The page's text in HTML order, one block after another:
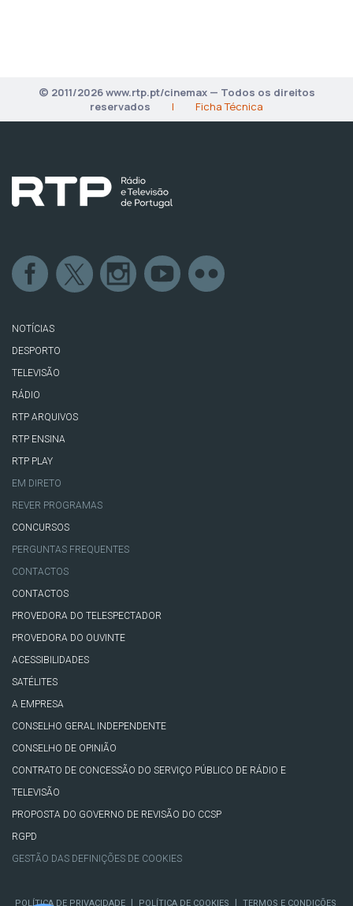
© 2011/2026 www.rtp.pt/cinemax — Todos os direitos
reservados
| Ficha Técnica
NOTÍCIAS
DESPORTO
TELEVISÃO
RÁDIO
RTP ARQUIVOS
RTP ENSINA
RTP PLAY
EM DIRETO
REVER PROGRAMAS
CONCURSOS
PERGUNTAS FREQUENTES
CONTACTOS
CONTACTOS
PROVEDORA DO TELESPECTADOR
PROVEDORA DO OUVINTE
ACESSIBILIDADES
SATÉLITES
A EMPRESA
CONSELHO GERAL INDEPENDENTE
CONSELHO DE OPINIÃO
CONTRATO DE CONCESSÃO DO SERVIÇO PÚBLICO DE RÁDIO E
TELEVISÃO
PROPOSTA DO GOVERNO DE REVISÃO DO CCSP
RGPD
GESTÃO DAS DEFINIÇÕES DE COOKIES
POLÍTICA DE PRIVACIDADE POLÍTICA DE COOKIES TERMOS E CONDIÇÕES